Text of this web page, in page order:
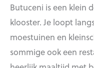
Butuceni is een klein
klooster. Je loopt
moestuinen en
sommige ook een